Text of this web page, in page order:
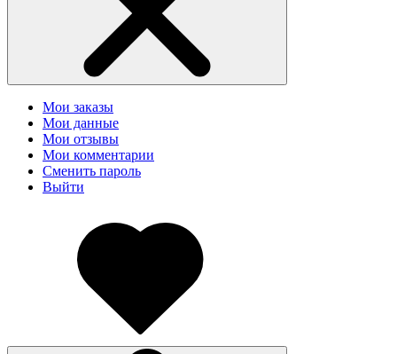
Мои заказы
Мои данные
Мои отзывы
Мои комментарии
Сменить пароль
Выйти